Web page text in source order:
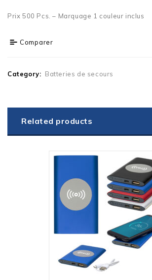
Prix 500 Pcs. – Marquage 1 couleur inclus
Comparer
Category: Batteries de secours
Related products